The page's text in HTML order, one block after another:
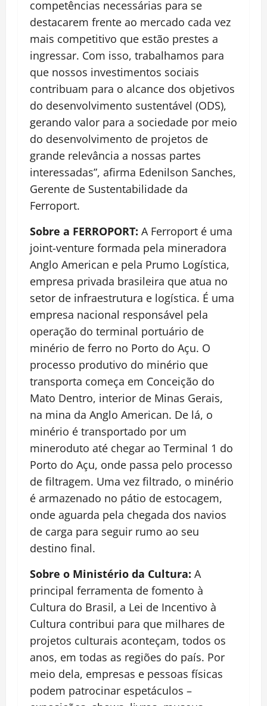
competências necessárias para se
destacarem frente ao mercado cada vez
mais competitivo que estão prestes a
ingressar. Com isso, trabalhamos para
que nossos investimentos sociais
contribuam para o alcance dos objetivos
do desenvolvimento sustentável (ODS),
gerando valor para a sociedade por meio
do desenvolvimento de projetos de
grande relevância a nossas partes
interessadas”, afirma Edenilson Sanches,
Gerente de Sustentabilidade da
Ferroport.
Sobre a FERROPORT: A Ferroport é uma
joint-venture formada pela mineradora
Anglo American e pela Prumo Logística,
empresa ​privada brasileira que atua no
setor de infraestrutura e logística. É uma
empresa nacional responsável pela
operação do terminal portuário de
minério de ferro no Porto do Açu. O
processo produtivo do minério que
transporta começa em Conceição do
Mato Dentro, interior de Minas Gerais,
na mina da Anglo American. De lá, o
minério é transportado por um
mineroduto até chegar ao Terminal 1 do
Porto do Açu, onde passa pelo processo
de filtragem. Uma vez filtrado, o minério
é armazenado no pátio de estocagem,
onde aguarda pela chegada dos navios
de carga para seguir rumo ao seu
destino final.
Sobre o Ministério da Cultura: A
principal ferramenta de fomento à
Cultura do Brasil, a Lei de Incentivo à
Cultura contribui para que milhares de
projetos culturais aconteçam, todos os
anos, em todas as regiões do país. Por
meio dela, empresas e pessoas físicas
podem patrocinar espetáculos –